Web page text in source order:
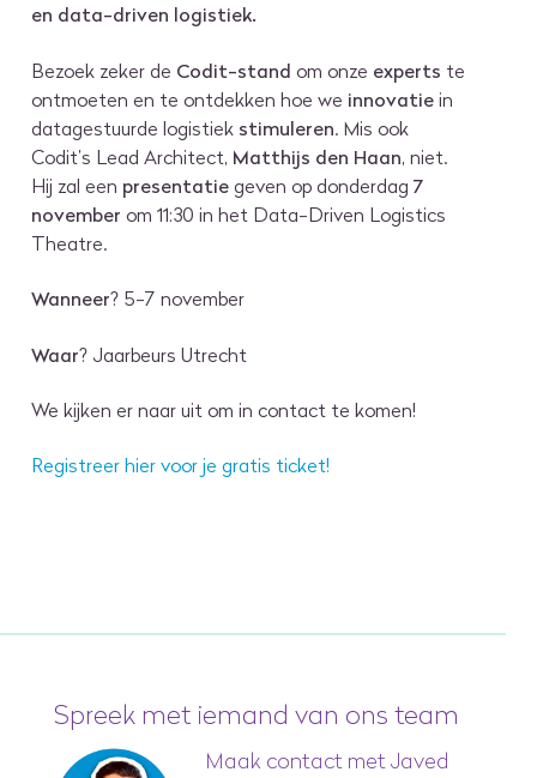
en data-driven logistiek.
Bezoek zeker de Codit-stand om onze experts te
ontmoeten en te ontdekken hoe we innovatie in
datagestuurde logistiek stimuleren. Mis ook
Codit’s Lead Architect, Matthijs den Haan, niet.
Hij zal een presentatie geven op donderdag7
november om 11:30 in het Data-Driven Logistics
Theatre.
Wanneer? 5-7 november
Waar? Jaarbeurs Utrecht
We kijken er naar uit om in contact te komen!
Registreer hier voor je gratis ticket!
Spreek met iemand van ons team
Maak contact met Javed